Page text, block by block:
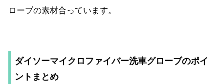
ローブの素材合っています。
ダイソーマイクロファイバー洗車グローブのポイ
ントまとめ